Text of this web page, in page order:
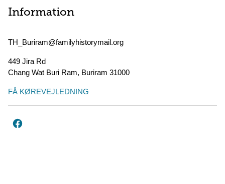
Information
TH_Buriram@familyhistorymail.org
449 Jira Rd
Chang Wat Buri Ram, Buriram 31000
FÅ KØREVEJLEDNING